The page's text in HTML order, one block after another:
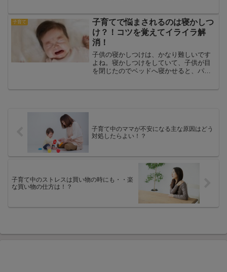
と辛くはない時期と、両方あるはずで
す。では、それがいつかというと...
子育て
子育てで悩まされるのは寝かしつ
け？！コツを覚えてイライラ解
消！
子供の寝かしつけは、かなり難しいです
よね。寝かしつけをしていて、子供が目
を閉じたのでベッドへ寝かせると、パチ
子育て中のママが不安になる主な原因はどう
対処したらよい！？
子育て中のストレスは買い物の時にも・・楽
な買い物の仕方は！？